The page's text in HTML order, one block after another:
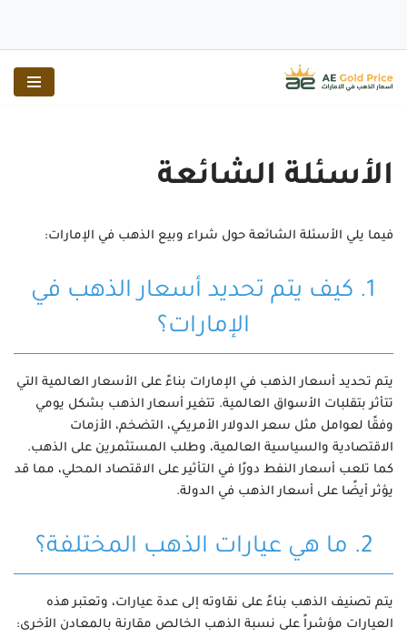
الأسئلة الشائعة
فيما يلي الأسئلة الشائعة حول شراء وبيع الذهب في الإمارات:
1. كيف يتم تحديد أسعار الذهب في
الإمارات؟
يتم تحديد أسعار الذهب في الإمارات بناءً على الأسعار العالمية التي
تتأثر بتقلبات الأسواق العالمية. تتغير أسعار الذهب بشكل يومي
وفقًا لعوامل مثل سعر الدولار الأمريكي، التضخم، الأزمات
الاقتصادية والسياسية العالمية، وطلب المستثمرين على الذهب.
كما تلعب أسعار النفط دورًا في التأثير على الاقتصاد المحلي، مما قد
يؤثر أيضًا على أسعار الذهب في الدولة.
2. ما هي عيارات الذهب المختلفة؟
يتم تصنيف الذهب بناءً على نقاوته إلى عدة عيارات، وتعتبر هذه
العيارات مؤشراً على نسبة الذهب الخالص مقارنة بالمعادن الأخرى: